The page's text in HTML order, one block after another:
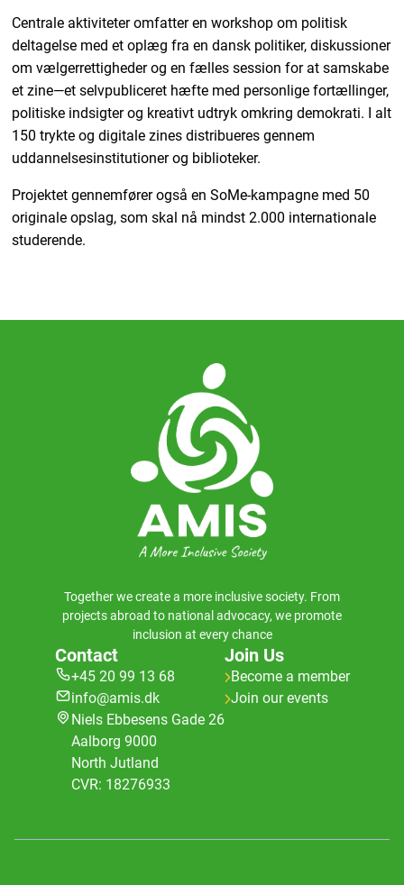
Centrale aktiviteter omfatter en workshop om politisk
deltagelse med et oplæg fra en dansk politiker, diskussioner
om vælgerrettigheder og en fælles session for at samskabe
et zine—et selvpubliceret hæfte med personlige fortællinger,
politiske indsigter og kreativt udtryk omkring demokrati. I alt
150 trykte og digitale zines distribueres gennem
uddannelsesinstitutioner og biblioteker.
Projektet gennemfører også en SoMe-kampagne med 50
originale opslag, som skal nå mindst 2.000 internationale
studerende.
Together we create a more inclusive society. From
projects abroad to national advocacy, we promote
inclusion at every chance
Contact
+45 20 99 13 68
info@amis.dk
Niels Ebbesens Gade 26
Aalborg 9000
North Jutland
CVR: 18276933
Join Us
Become a member
Join our events